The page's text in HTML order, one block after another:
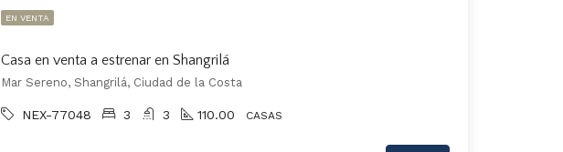
EN VENTA
Casa en venta a estrenar en Shangrilá
Mar Sereno, Shangrilá, Ciudad de la Costa
NEX-77048 3 3 110.00 CASAS